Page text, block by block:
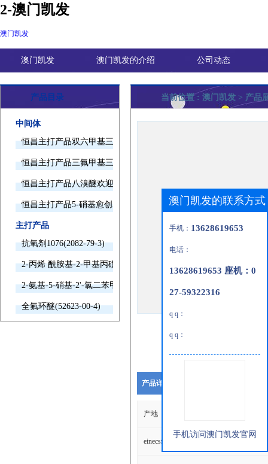
2-澳门凯发
澳门凯发
澳门凯发 澳门凯发的介绍 公司动态
产品目录
中间体
恒昌主打产品双六甲基三胺欢迎询价
恒昌主打产品三氟甲基三甲基硅烷欢迎询价
恒昌主打产品八溴醚欢迎询价
恒昌主打产品5-硝基愈创木酚钠欢迎询价
主打产品
抗氧剂1076(2082-79-3)
2-丙烯 酰胺基-2-甲基丙磺酸(15214-89-8)
2-氨基-5-硝基-2'-氯二苯甲酮(2011-66-7)
全氟环醚(52623-00-4)
当前位置 : 澳门凯发 > 产品
产品详细说明
产地
einecs编号
澳门凯发的联系方式
手机： 13628619653
电话：
13628619653 座机：0
27-59322316
q q：
q q：
手机访问澳门凯发官网